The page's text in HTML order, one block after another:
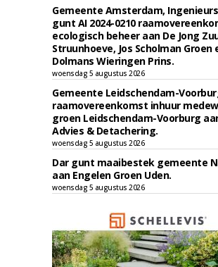
Gemeente Amsterdam,
gunt AI 2024-0210
ecologisch beheer aan De Jong
Struunhoeve, Jos Scholman Groen
Dolmans Wieringen Prins.
woensdag 5 augustus 2026
Gemeente Leidschendam-
raamovereenkomst inhuur
groen Leidschendam-Voorburg
Advies & Detachering.
woensdag 5 augustus 2026
Dar gunt maaibestek gemeente
aan Engelen Groen Uden.
woensdag 5 augustus 2026